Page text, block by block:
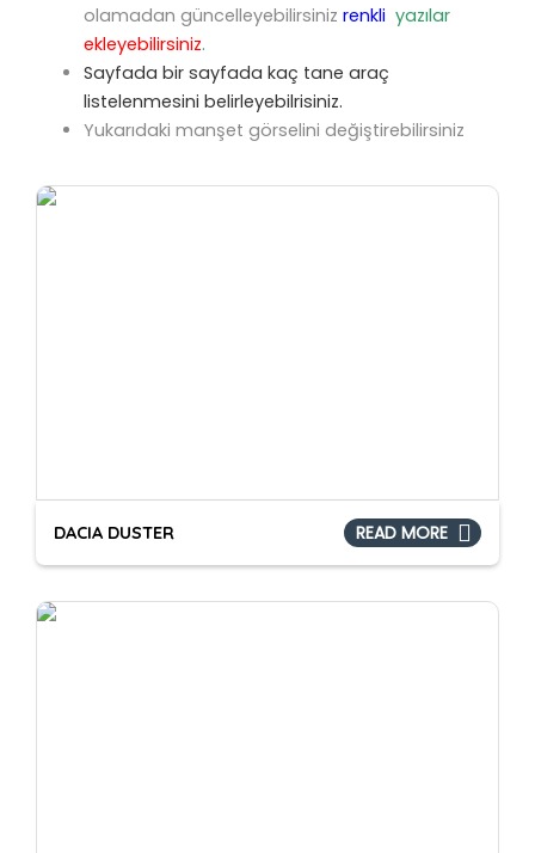
olamadan güncelleyebilirsiniz renkli yazılar
ekleyebilirsiniz.
Sayfada bir sayfada kaç tane araç
listelenmesini belirleyebilrisiniz.
Yukarıdaki manşet görselini değiştirebilirsiniz
DACIA DUSTER READ MORE